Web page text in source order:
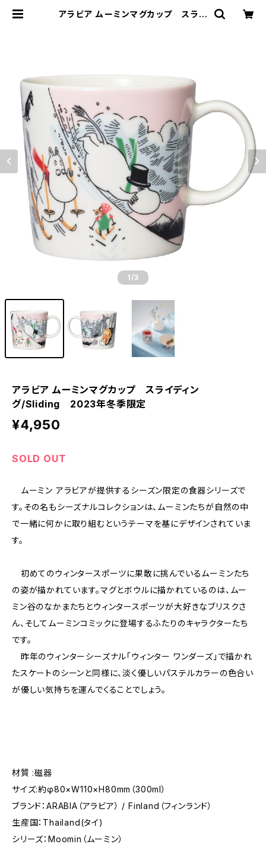
アラビア ムーミンマグカップ スライ
1 /3
アラビア ムーミンマグカップ スライディン
グ/Sliding 2023年冬季限定
¥4,950
SOLD OUT
ムーミン アラビアが提供するシーズン限定の食器シリーズで
す。その名もシーズナルコレクションは、ムーミンたちが自然の中
で一緒に何かに取り組むというテーマを基にデザインされていま
す。
初めてのウィンタースポーツに果敢に挑んでいるムーミンたち
の姿が描かれています。マグとボウルに描かれているのは、ムー
ミン谷のなかまたちとウィンタースポーツが大好きなブリスクさ
ん、そしてムーミンコミックに登場するふたりのキャラクターたち
です。
昨年のウィンターシーズナル「ウィンター ワンダーズ」で描かれ
たスケートのシーンと同様に、淡く優しいパステルカラーの色合い
が優しい気持ちを運んでくることでしょう。
材質 :磁器
サイズ:約φ80×W110×H80mm（300ml）
ブランド：ARABIA（アラビア） / Finland（フィンランド）
生産国：Thailand(タイ)
シリーズ：Moomin（ムーミン）